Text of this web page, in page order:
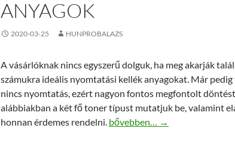
ANYAGOK
2020-03-25 HUNPROBALAZS
A vásárlóknak nincs egyszerű dolguk, ha meg akarják
számukra ideális nyomtatási kellék anyagokat. Már
nincs nyomtatás, ezért nagyon fontos megfontolt
alábbiakban a két fő toner típust mutatjuk be, valamint
honnan érdemes rendelni. Toner rendelés – Utángyártott
bővebben… →